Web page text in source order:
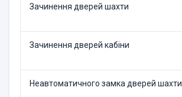
Зачинення дверей шахти
Зачинення дверей кабіни
Неавтоматичного замка дверей шахти